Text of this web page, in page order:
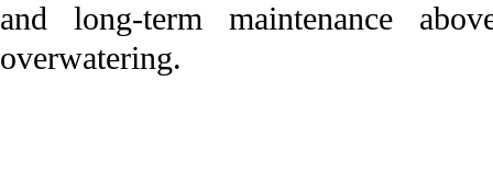
and long-term maintenance
overwatering.